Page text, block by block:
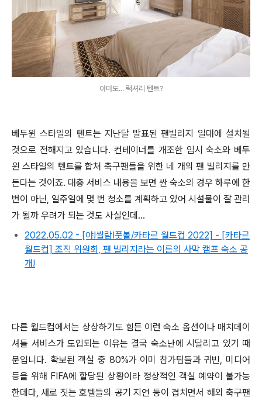
아마도... 럭셔리 텐트?
베두윈 스타일의 텐트는 지난달 발표된 팬빌리지 일대에 설치될
것으로 전해지고 있습니다. 컨테이너를 개조한 임시 숙소와 베두
윈 스타일의 텐트를 합쳐 축구팬들을 위한 네 개의 팬 빌리지를 만
든다는 것이죠. 대충 서비스 내용을 보면 싼 숙소의 경우 하루에 한
번이 아닌, 일주일에 몇 번 청소를 계획하고 있어 시설물이 잘 관리
가 될까 우려가 되는 것도 사실인데...
2022.05.02 - [야!쌀람!풋볼/카타르 월드컵 2022] - [카타르
월드컵] 조직 위원회, 팬 빌리지라는 이름의 사막 캠프 숙소 공
개!
다른 월드컵에서는 상상하기도 힘든 이런 숙소 옵션이나 매치데이
셔틀 서비스가 도입되는 이유는 결국 숙소난에 시달리고 있기 때
문입니다. 확보된 객실 중 80%가 이미 참가팀들과 귀빈, 미디어
등을 위해 FIFA에 할당된 상황이라 정상적인 객실 예약이 불가능
한데다, 새로 짓는 호텔들의 공기 지연 등이 겹치면서 해외 축구팬